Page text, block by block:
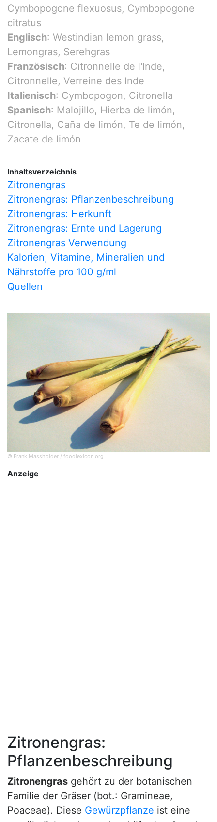
Cymbopogone flexuosus, Cymbopogone
citratus
Englisch: Westindian lemon grass,
Lemongras, Serehgras
Französisch: Citronnelle de l'Inde,
Citronnelle, Verreine des Inde
Italienisch: Cymbopogon, Citronella
Spanisch: Malojillo, Hierba de limón,
Citronella, Caña de limón, Te de limón,
Zacate de limón
Inhaltsverzeichnis
Zitronengras
Zitronengras: Pflanzenbeschreibung
Zitronengras: Herkunft
Zitronengras: Ernte und Lagerung
Zitronengras Verwendung
Kalorien, Vitamine, Mineralien und
Nährstoffe pro 100 g/ml
Quellen
© Frank Massholder / foodlexicon.org
Anzeige
Zitronengras:
Pflanzenbeschreibung
Zitronengras gehört zu der botanischen
Familie der Gräser (bot.: Gramineae,
Poaceae). Diese Gewürzpflanze ist eine